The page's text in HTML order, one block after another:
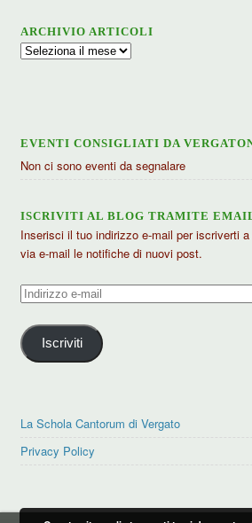
ARCHIVIO ARTICOLI
Archivio
EVENTI CONSIGLIATI DA
Non ci sono eventi da segnalare
ISCRIVITI AL BLOG TRAMITE
Inserisci il tuo indirizzo e-mail per iscriverti
via e-mail le notifiche di nuovi post.
Indirizzo
mail
Iscriviti
La Schola Cantorum di Vergato
Privacy Policy